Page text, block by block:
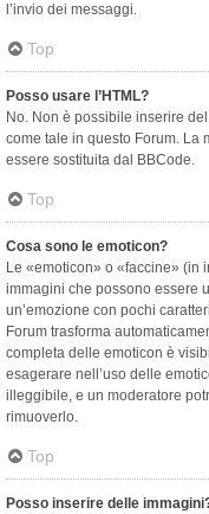
l’invio dei messaggi.
Top
Posso usare l’HTML?
No. Non è possibile inserire
come tale in questo Forum. La
essere sostituita dal BBCode.
Top
Cosa sono le emoticon?
Le «emoticon» o «faccine» (in
immagini che possono essere
un’emozione con pochi
Forum trasforma
completa delle emoticon è
esagerare nell’uso delle
illeggibile, e un moderatore
rimuoverlo.
Top
Posso inserire delle